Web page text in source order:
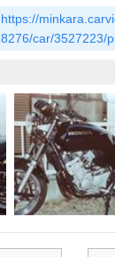
https://
8276/car/3527223/